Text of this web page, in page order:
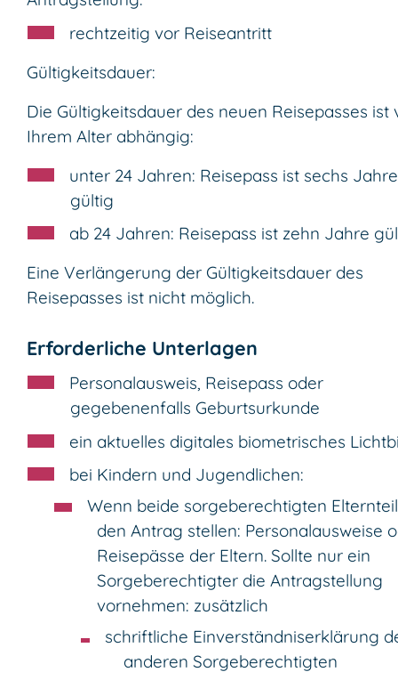
rechtzeitig vor Reiseantritt
Gültigkeitsdauer:
Die Gültigkeitsdauer des neuen Reisepasses ist
Ihrem Alter abhängig:
unter 24 Jahren: Reisepass ist sechs Jahre
gültig
ab 24 Jahren: Reisepass ist zehn Jahre
Eine Verlängerung der Gültigkeitsdauer des
Reisepasses ist nicht möglich.
Erforderliche Unterlagen
Personalausweis, Reisepass oder
gegebenenfalls Geburtsurkunde
ein aktuelles digitales biometrisches
bei Kindern und Jugendlichen:
Wenn beide sorgeberechtigten
den Antrag stellen: Personalausweise
Reisepässe der Eltern. Sollte nur ein
Sorgeberechtigter die Antragstellung
vornehmen: zusätzlich
schriftliche Einverständniserklärung
anderen Sorgeberechtigten